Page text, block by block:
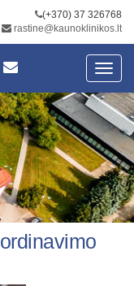
(+370) 37 326768
rastine@kaunoklinikos.lt